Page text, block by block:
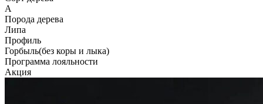
А
Порода дерева
Липа
Профиль
Горбыль(без коры и лыка)
Программа лояльности
Акция